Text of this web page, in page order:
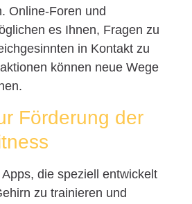
Online-Foren und
es Ihnen, Fragen zu
in Kontakt zu
können neue Wege
Förderung der
die speziell entwickelt
zu trainieren und